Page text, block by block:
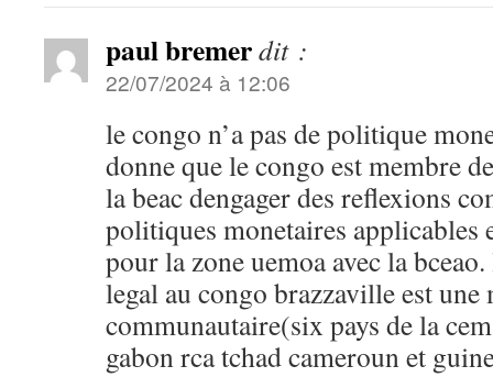
paul bremerdit :
22/07/2024 à 12:06
le congo n’a pas de politique
donne que le congo est membre
la beac dengager des reflexions
politiques monetaires applicables
pour la zone uemoa avec la
legal au congo brazzaville est une
communautaire(six pays de la
gabon rca tchad cameroun et